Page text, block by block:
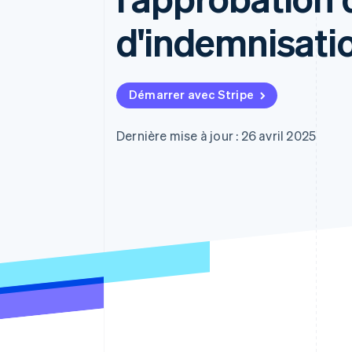
Acceptation optimisée
Paiements accélérés
Financial Connections
Démarrer avec Stripe
Dernière mise à jour : 26 avril 2025